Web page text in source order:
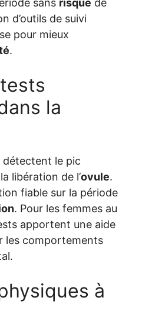
sans risque de
d’outils de suivi
pour mieux
.
la
détectent le pic
libération de l’ovule.
fiable sur la période
. Pour les femmes au
apportent une aide
les comportements
à